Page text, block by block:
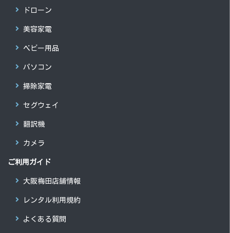
ドローン
美容家電
ベビー用品
パソコン
掃除家電
セグウェイ
翻訳機
カメラ
ご利用ガイド
大阪梅田店舗情報
レンタル利用規約
よくある質問